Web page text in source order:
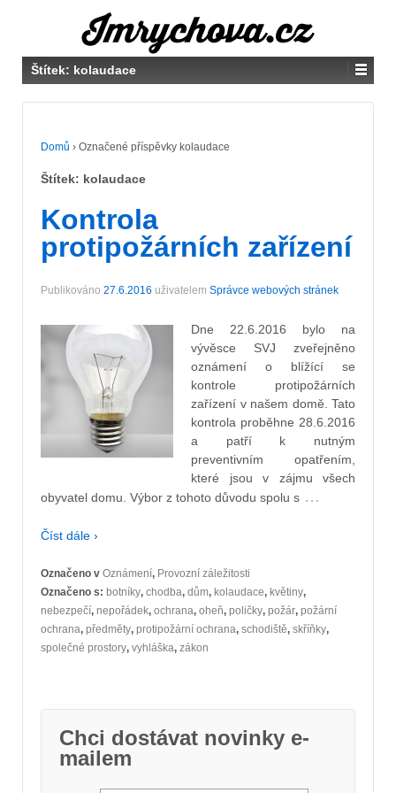
Štítek: kolaudace
Domů › Označené příspěvky kolaudace
Štítek: kolaudace
Kontrola
protipožárních zařízení
Publikováno 27.6.2016 uživatelem Správce webových stránek
Dne 22.6.2016 bylo na
vývěsce SVJ zveřejněno
oznámení o blížící se
kontrole protipožárních
zařízení v našem domě. Tato
kontrola proběhne 28.6.2016
a patří k nutným
preventivním opatřením,
které jsou v zájmu všech
obyvatel domu. Výbor z tohoto důvodu spolu s …
Číst dále ›
Označeno v Oznámení, Provozní záležitosti
Označeno s: botníky, chodba, dům, kolaudace, květiny,
nebezpečí, nepořádek, ochrana, oheň, poličky, požár, požární
ochrana, předměty, protipožární ochrana, schodiště, skříňky,
společné prostory, vyhláška, zákon
Chci dostávat novinky e-
mailem